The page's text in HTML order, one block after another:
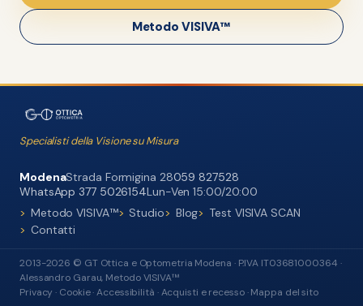
Metodo VISIVA™
Specialisti della Visione su Misura
ModenaStrada Formigina 28059 827528
WhatsApp 377 5026154Lun-Ven 15:00/20:00
Metodo VISIVA™
Studio Blog
Test VISIVA SCAN
Contatti
2013-2026 © GT Ottica e Optometria Modena · P.IVA IT03681000364 ·
Alessandro Garau, Metodo VISIVA™
Privacy · Cookie·Accessibilità ·Acquisti e recesso·Mappa del sito